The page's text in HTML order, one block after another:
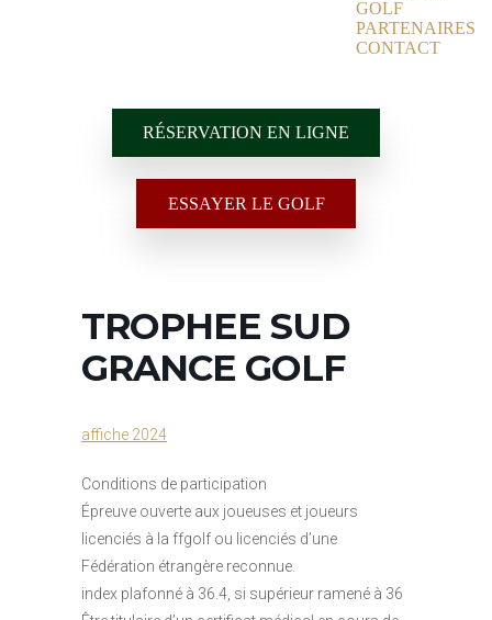
GOLF
PARTENAIRES
CONTACT
RÉSERVATION EN LIGNE
ESSAYER LE GOLF
TROPHEE SUD
GRANCE GOLF
affiche 2024
Conditions de participation
Épreuve ouverte aux joueuses et joueurs
licenciés à la ffgolf ou licenciés d’une
Fédération étrangère reconnue.
index plafonné à 36.4, si supérieur ramené à 36